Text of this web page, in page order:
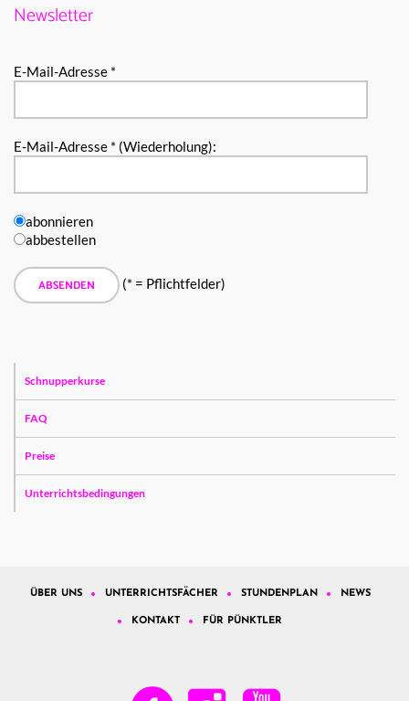
Newsletter
E-Mail-Adresse *
E-Mail-Adresse * (Wiederholung):
abonnieren
abbestellen
(* = Pflichtfelder)
Schnupperkurse
FAQ
Preise
Unterrichtsbedingungen
ÜBER UNS UNTERRICHTSFÄCHER STUNDENPLAN NEWS
KONTAKT FÜR PÜNKTLER